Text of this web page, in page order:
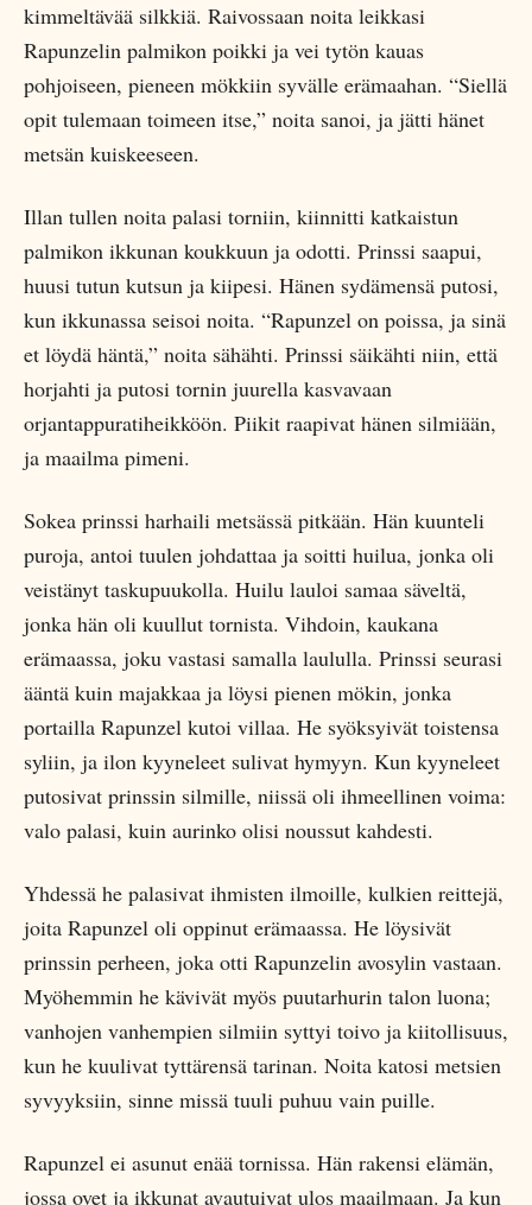
kimmeltävää silkkiä. Raivossaan noita leikkasi
Rapunzelin palmikon poikki ja vei tytön kauas
pohjoiseen, pieneen mökkiin syvälle erämaahan. “Siellä
opit tulemaan toimeen itse,” noita sanoi, ja jätti hänet
metsän kuiskeeseen.
Illan tullen noita palasi torniin, kiinnitti katkaistun
palmikon ikkunan koukkuun ja odotti. Prinssi saapui,
huusi tutun kutsun ja kiipesi. Hänen sydämensä putosi,
kun ikkunassa seisoi noita. “Rapunzel on poissa, ja sinä
et löydä häntä,” noita sähähti. Prinssi säikähti niin, että
horjahti ja putosi tornin juurella kasvavaan
orjantappuratiheikköön. Piikit raapivat hänen silmiään,
ja maailma pimeni.
Sokea prinssi harhaili metsässä pitkään. Hän kuunteli
puroja, antoi tuulen johdattaa ja soitti huilua, jonka oli
veistänyt taskupuukolla. Huilu lauloi samaa säveltä,
jonka hän oli kuullut tornista. Vihdoin, kaukana
erämaassa, joku vastasi samalla laululla. Prinssi seurasi
ääntä kuin majakkaa ja löysi pienen mökin, jonka
portailla Rapunzel kutoi villaa. He syöksyivät toistensa
syliin, ja ilon kyyneleet sulivat hymyyn. Kun kyyneleet
putosivat prinssin silmille, niissä oli ihmeellinen voima:
valo palasi, kuin aurinko olisi noussut kahdesti.
Yhdessä he palasivat ihmisten ilmoille, kulkien reittejä,
joita Rapunzel oli oppinut erämaassa. He löysivät
prinssin perheen, joka otti Rapunzelin avosylin vastaan.
Myöhemmin he kävivät myös puutarhurin talon luona;
vanhojen vanhempien silmiin syttyi toivo ja kiitollisuus,
kun he kuulivat tyttärensä tarinan. Noita katosi metsien
syvyyksiin, sinne missä tuuli puhuu vain puille.
Rapunzel ei asunut enää tornissa. Hän rakensi elämän,
jossa ovet ja ikkunat avautuivat ulos maailmaan. Ja kun